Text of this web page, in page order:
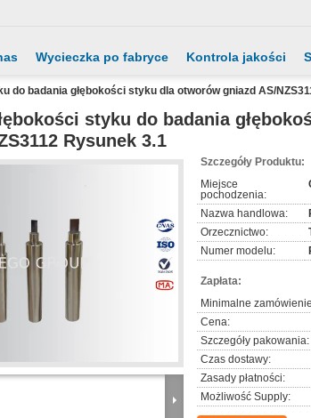
Wycieczka po fabryce Kontrola jakości
do badania głębokości styku dla otworów gniazd AS/
styku do badania
Rysunek 3.1
Szczegóły Produktu:
Miejsce
pochodzenia:
Nazwa handlowa:
Orzecznictwo:
Numer modelu:
Zapłata:
Minimalne
Cena:
Szczegóły pakowania:
Czas dostawy:
Zasady płatności:
Możliwość Supply: